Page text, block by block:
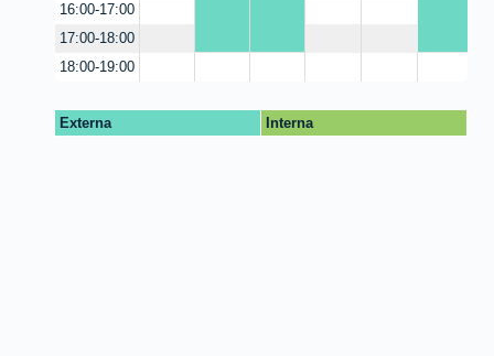
16:00-17:00
17:00-18:00
18:00-19:00
Externa Interna